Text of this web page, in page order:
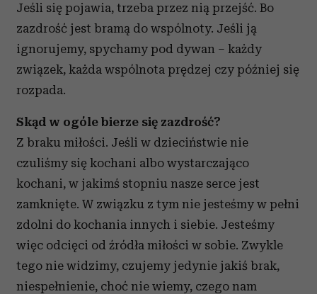
Jeśli się pojawia, trzeba przez nią przejść. Bo
zazdrość jest bramą do wspólnoty. Jeśli ją
ignorujemy, spychamy pod dywan – każdy
związek, każda wspólnota prędzej czy później się
rozpada.
Skąd w ogóle bierze się zazdrość?
Z braku miłości. Jeśli w dzieciństwie nie
czuliśmy się kochani albo wystarczająco
kochani, w jakimś stopniu nasze serce jest
zamknięte. W związku z tym nie jesteśmy w pełni
zdolni do kochania innych i siebie. Jesteśmy
więc odcięci od źródła miłości w sobie. Zwykle
tego nie widzimy, czujemy jedynie jakiś brak,
niespełnienie, choć nie wiemy, czego nam